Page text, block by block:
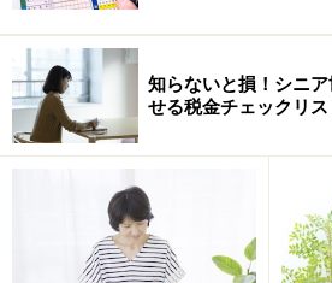
なお、2019年分確定申告より、ス
のパターンが大幅に拡充され、こ
控除を申告するケースでもそちら
のご都合にあった確定申告パター
するのもいいでしょう。
知らないと損！シニ
せる税金チェックリス